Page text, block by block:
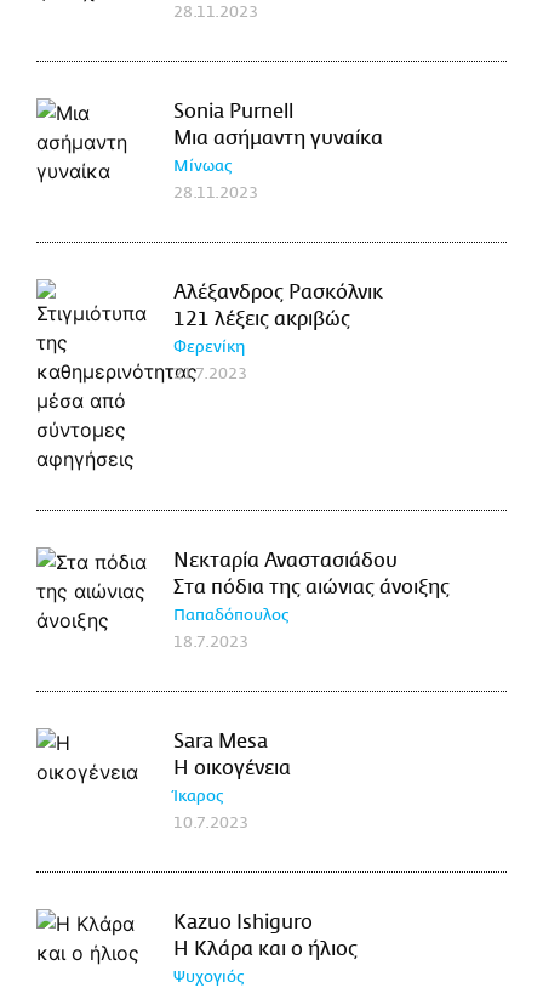
28.11.2023
Sonia Purnell
Μια ασήμαντη γυναίκα
Μίνωας
28.11.2023
Αλέξανδρος Ρασκόλνικ
121 λέξεις ακριβώς
Φερενίκη
21.7.2023
Νεκταρία Αναστασιάδου
Στα πόδια της αιώνιας άνοιξης
Παπαδόπουλος
18.7.2023
Sara Mesa
Η οικογένεια
Ίκαρος
10.7.2023
Kazuo Ishiguro
Η Κλάρα και ο ήλιος
Ψυχογιός